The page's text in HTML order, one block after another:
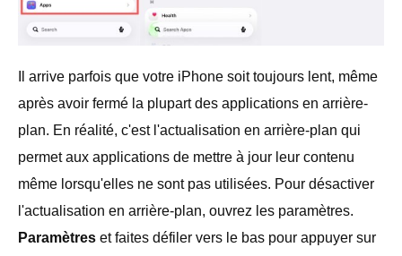
Il arrive parfois que votre iPhone soit toujours lent, même
après avoir fermé la plupart des applications en arrière-
plan. En réalité, c'est l'actualisation en arrière-plan qui
permet aux applications de mettre à jour leur contenu
même lorsqu'elles ne sont pas utilisées. Pour désactiver
l'actualisation en arrière-plan, ouvrez les paramètres.
Paramètres et faites défiler vers le bas pour appuyer sur